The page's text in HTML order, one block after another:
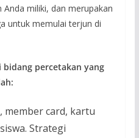
miliki, dan merupakan
untuk memulai terjun di
percetakan yang
member card, kartu
Strategi